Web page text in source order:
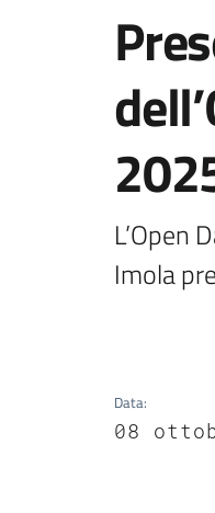
L’Open
Imola
Data:
08